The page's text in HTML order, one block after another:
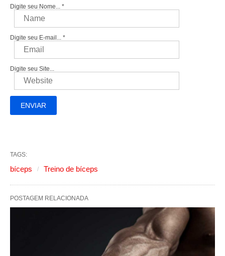
Digite seu Nome... *
Digite seu E-mail... *
Digite seu Site...
TAGS:
bíceps Treino de bíceps
POSTAGEM RELACIONADA